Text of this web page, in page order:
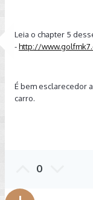
Leia o chapter 5
-http://
É bem esclarecedor
carro.
0